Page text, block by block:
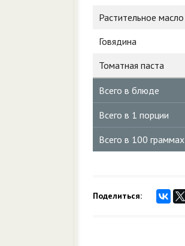
Растительное масло
Говядина
Томатная паста
Всего в блюде
Всего в 1 порции
Всего в 100 граммах
Поделиться: